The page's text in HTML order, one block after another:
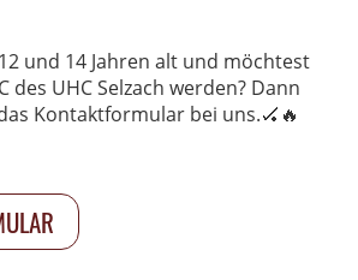
und 14 Jahren alt und möchtest
des UHC Selzach werden? Dann
Kontaktformular bei uns.🏑🔥